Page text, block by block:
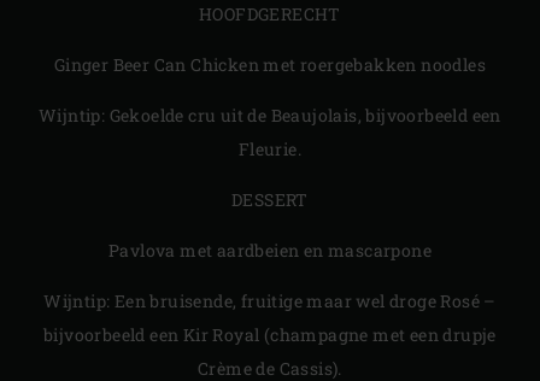
HOOFDGERECHT
Ginger Beer Can Chicken met roergebakken noodles
Wijntip: Gekoelde cru uit de Beaujolais, bijvoorbeeld een
Fleurie.
DESSERT
Pavlova met aardbeien en mascarpone
Wijntip: Een bruisende, fruitige maar wel droge Rosé –
bijvoorbeeld een Kir Royal (champagne met een drupje
Crème de Cassis).